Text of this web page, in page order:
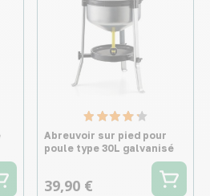
Abreuvoir sur pied pour
poule type 30L galvanisé
39,90 €